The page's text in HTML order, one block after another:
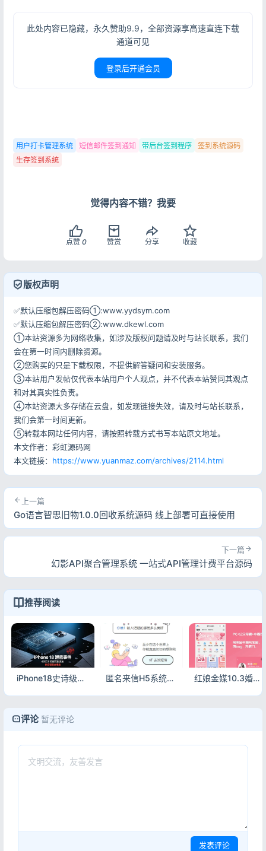
此处内容已隐藏，永久赞助9.9，全部资源享高速直连下载
通道可见
登录后开通会员
用户打卡管理系统 短信邮件签到通知 带后台签到程序
签到系统源码
生存签到系统
觉得内容不错？我要
点赞 0 赞赏 分享 收藏
版权声明
✅默认压缩包解压密码①:www.yydsym.com
✅默认压缩包解压密码②:www.dkewl.com
①本站资源多为网络收集，如涉及版权问题请及时与站长联系，我们
会在第一时间内删除资源。
②您购买的只是下载权限，不提供解答疑问和安装服务。
③本站用户发帖仅代表本站用户个人观点，并不代表本站赞同其观点
和对其真实性负责。
④本站资源大多存储在云盘，如发现链接失效，请及时与站长联系，
我们会第一时间更新。
⑤转载本网站任何内容，请按照转载方式书写本站原文地址。
本文作者：彩虹源码网
本文链接： https://www.yuanmaz.com/archives/2114.html
上一篇
Go语言智思旧物1.0.0回收系统源码 线上部署可直接使用
下一篇
幻影API聚合管理系统 一站式API管理计费平台源码
推荐阅读
iPhone18史诗级泄密！印度工厂630GB机密文件全流出 匿名来信H5系统源码V1.0 开源匿名倾诉留言表白网页程序 红娘金媒10.3婚恋相亲系统源码 PC小程序公众号三端一体红娘匹配交友平台
评论 暂无评论
发表评论
记住登录
登录
用户协议 隐私政策